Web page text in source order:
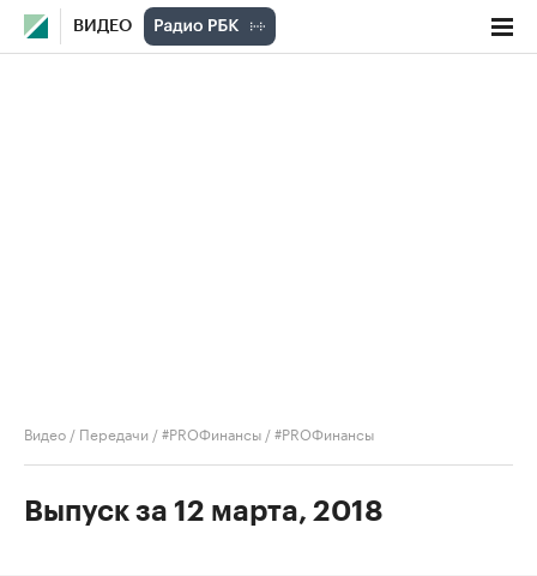
ВИДЕО
Видео / Передачи /#PROФинансы /#PROФинансы
Выпуск за 12 марта, 2018